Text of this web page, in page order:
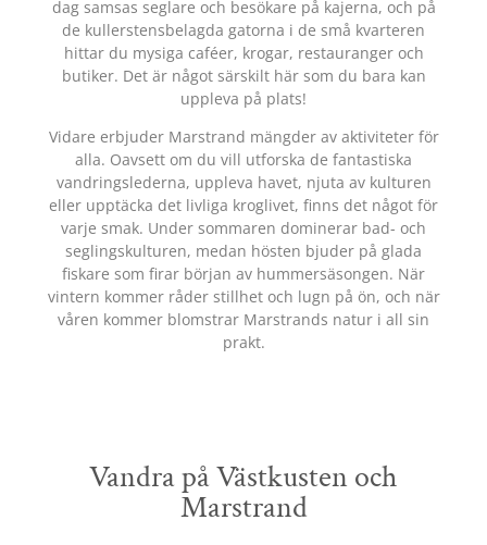
dag samsas seglare och besökare på kajerna, och på
de kullerstensbelagda gatorna i de små kvarteren
hittar du mysiga caféer, krogar, restauranger och
butiker. Det är något särskilt här som du bara kan
uppleva på plats!
Vidare erbjuder Marstrand mängder av aktiviteter för
alla. Oavsett om du vill utforska de fantastiska
vandringslederna, uppleva havet, njuta av kulturen
eller upptäcka det livliga kroglivet, finns det något för
varje smak. Under sommaren dominerar bad- och
seglingskulturen, medan hösten bjuder på glada
fiskare som firar början av hummersäsongen. När
vintern kommer råder stillhet och lugn på ön, och när
våren kommer blomstrar Marstrands natur i all sin
prakt.
Vandra på Västkusten och
Marstrand